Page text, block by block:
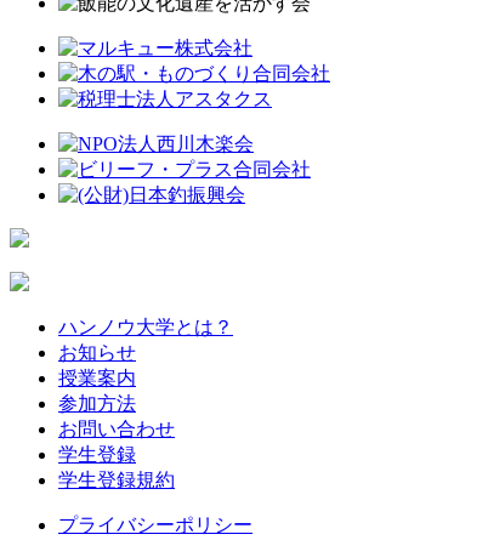
ハンノウ大学とは？
お知らせ
授業案内
参加方法
お問い合わせ
学生登録
学生登録規約
プライバシーポリシー